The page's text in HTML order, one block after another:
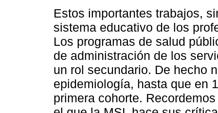
Estos importantes trabajos,
sistema educativo de los
Los programas de salud
de administración de los
un rol secundario. De hecho
epidemiología, hasta que en
primera cohorte.